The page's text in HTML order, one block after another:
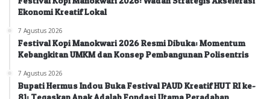
Ekonomi Kreatif Lokal
7 Agustus 2026
Festival Kopi Manokwari 2026 Resmi Dibuka: Momentum
Kebangkitan UMKM dan Konsep Pembangunan Polisentris
7 Agustus 2026
Bupati Hermus Indou Buka Festival PAUD Kreatif HUT RI ke-